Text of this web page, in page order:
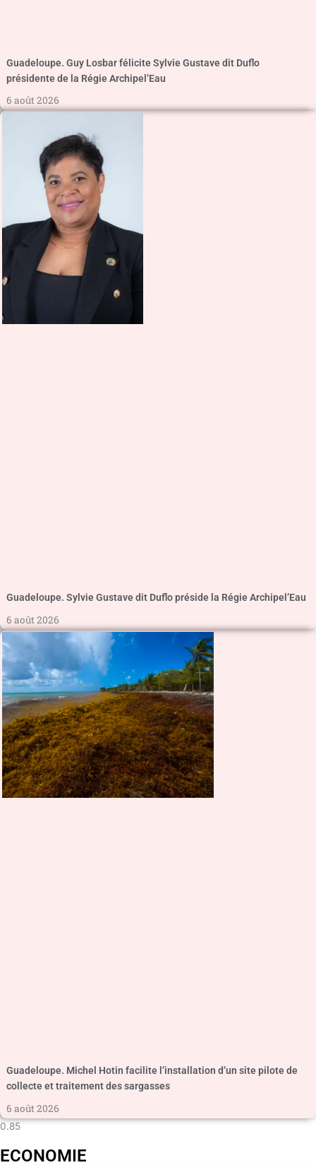
Guadeloupe. Guy Losbar félicite Sylvie Gustave dit Duflo
présidente de la Régie Archipel’Eau
6 août 2026
Guadeloupe. Sylvie Gustave dit Duflo préside la Régie Archipel’Eau
6 août 2026
Guadeloupe. Michel Hotin facilite l’installation d’un site pilote de
collecte et traitement des sargasses
6 août 2026
ECONOMIE